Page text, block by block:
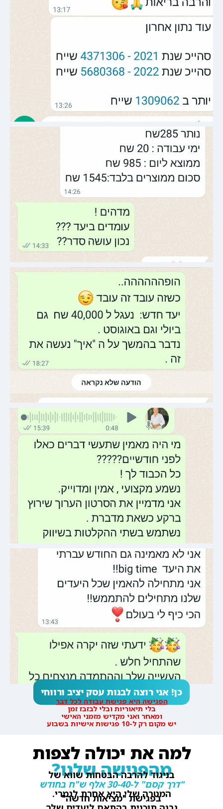
כן! אני רוצה לבנות עסק יציב ורווחי
הפגישה היא פגישת עבודה לכל דבר
בלי תיאוריות ובלי לבזבז זמן
ומאחר ואני מקדיש מזמני האישי
יש מקום רק ל-10 פגישות אישיות בשבוע
למה את יכולה לצפות
מהפגישה שלנו?
בניגוד להרבה הבטחות שווא של
"דרך קסם" ל-30-40 אלף ש"ח בחודש
המטרה שלי היא אחרת לגמרי.
בפגישת "מציאות חדשה"